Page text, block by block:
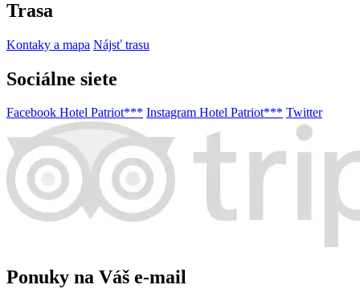
Trasa
Kontaky a mapa Nájsť trasu
Sociálne siete
Facebook Hotel Patriot*** Instagram Hotel Patriot*** Twitter
Ponuky na Váš e-mail